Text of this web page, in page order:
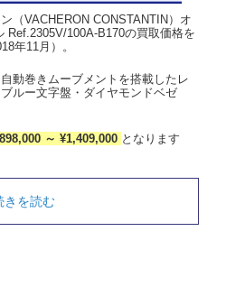
（VACHERON CONSTANTIN）オ
Ref.2305V/100A-B170の買取価格を
年11月）。
動巻きムーブメントを搭載したレ
ルー文字盤・ダイヤモンドベゼ
～ ¥1,409,000 となります
きを読む